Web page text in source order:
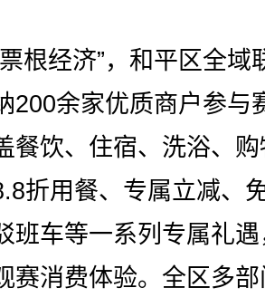
经济”，和平区全域
200余家优质商户参与
餐饮、住宿、洗浴、
折用餐、专属立减、
班车等一系列专属礼
赛消费体验。全区多